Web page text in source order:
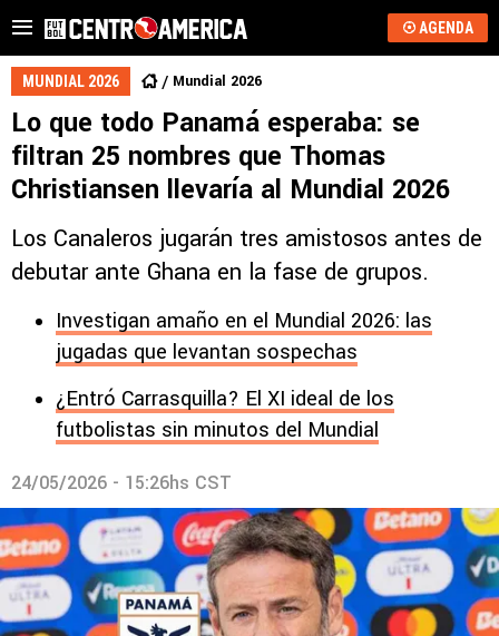
AGENDA
MUNDIAL 2026 Mundial 2026
Lo que todo Panamá esperaba: se
filtran 25 nombres que Thomas
Christiansen llevaría al Mundial 2026
Los Canaleros jugarán tres amistosos antes de
debutar ante Ghana en la fase de grupos.
Investigan amaño en el Mundial 2026: las
jugadas que levantan sospechas
¿Entró Carrasquilla? El XI ideal de los
futbolistas sin minutos del Mundial
24/05/2026 - 15:26hs CST